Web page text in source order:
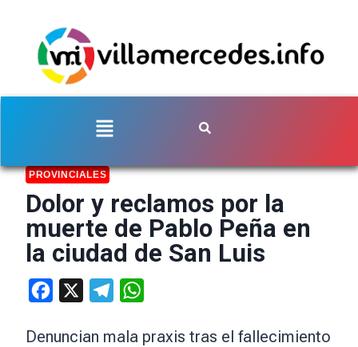
PROVINCIALES
Dolor y reclamos por la
muerte de Pablo Peña en
la ciudad de San Luis
Facebook Telegram
Denuncian mala praxis tras el fallecimiento